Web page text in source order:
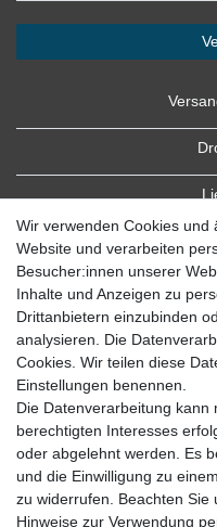
Wir verwenden Cookies und
Website und verarbeiten
Besucher:innen unserer
Inhalte und Anzeigen zu
Drittanbietern einzubinden
analysieren. Die
Cookies. Wir teilen diese
Einstellungen benennen.
Die Datenverarbeitung kann
berechtigten Interesses
oder abgelehnt werden. Es
und die Einwilligung zu
zu widerrufen. Beachten Sie
Hinweise zur Verwendung